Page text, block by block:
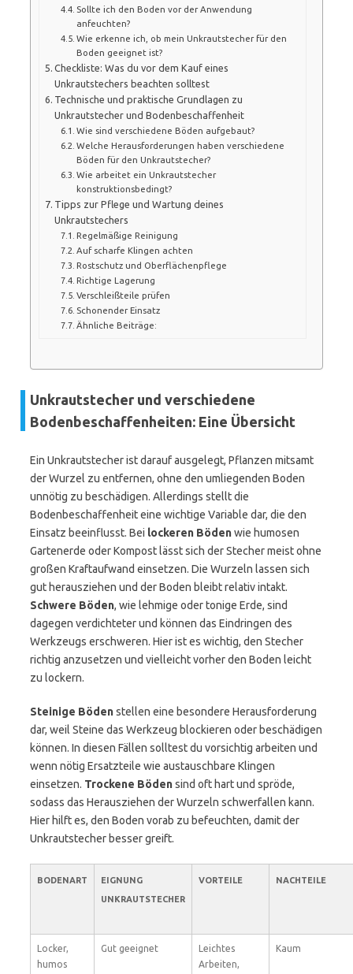
Sollte ich den Boden vor der Anwendung
anfeuchten?
Wie erkenne ich, ob mein Unkrautstecher für den
Boden geeignet ist?
Checkliste: Was du vor dem Kauf eines
Unkrautstechers beachten solltest
Technische und praktische Grundlagen zu
Unkrautstecher und Bodenbeschaffenheit
Wie sind verschiedene Böden aufgebaut?
Welche Herausforderungen haben verschiedene
Böden für den Unkrautstecher?
Wie arbeitet ein Unkrautstecher
konstruktionsbedingt?
Tipps zur Pflege und Wartung deines
Unkrautstechers
Regelmäßige Reinigung
Auf scharfe Klingen achten
Rostschutz und Oberflächenpflege
Richtige Lagerung
Verschleißteile prüfen
Schonender Einsatz
Ähnliche Beiträge:
Unkrautstecher und verschiedene
Bodenbeschaffenheiten: Eine Übersicht
Ein Unkrautstecher ist darauf ausgelegt, Pflanzen mitsamt
der Wurzel zu entfernen, ohne den umliegenden Boden
unnötig zu beschädigen. Allerdings stellt die
Bodenbeschaffenheit eine wichtige Variable dar, die den
Einsatz beeinflusst. Bei lockeren Bödenwie humosen
Gartenerde oder Kompost lässt sich der Stecher meist ohne
großen Kraftaufwand einsetzen. Die Wurzeln lassen sich
gut herausziehen und der Boden bleibt relativ intakt.
Schwere Böden, wie lehmige oder tonige Erde, sind
dagegen verdichteter und können das Eindringen des
Werkzeugs erschweren. Hier ist es wichtig, den Stecher
richtig anzusetzen und vielleicht vorher den Boden leicht
zu lockern.
Steinige Bödenstellen eine besondere Herausforderung
dar, weil Steine das Werkzeug blockieren oder beschädigen
können. In diesen Fällen solltest du vorsichtig arbeiten und
wenn nötig Ersatzteile wie austauschbare Klingen
einsetzen. Trockene Bödensind oft hart und spröde,
sodass das Herausziehen der Wurzeln schwerfallen kann.
Hier hilft es, den Boden vorab zu befeuchten, damit der
Unkrautstecher besser greift.
BODENART
EIGNUNG
UNKRAUTSTECHER
VORTEILE NACHTEILE
Locker,
humos
Gut geeignet
Leichtes
Arbeiten,
Kaum